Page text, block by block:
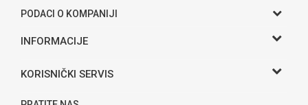
PODACI O KOMPANIJI
Gama S doo
Adresa
INFORMACIJE
O nama
KORISNIČKI SERVIS
Uslovi korišćenja i prodaje